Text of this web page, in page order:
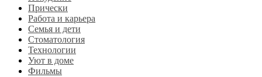
Прически
Работа и карьера
Семья и дети
Стоматология
Технологии
Уют в доме
Фильмы